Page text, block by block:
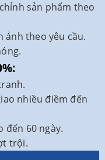
sản phẩm theo
ảnh theo yêu cầu.
nhiều điềm đến
đến 60 ngày.
trội.